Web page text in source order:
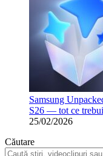
Samsung
S26 — tot ce
25/02/2026
Căutare